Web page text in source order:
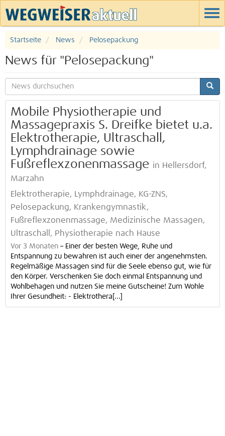
Startseite News Pelosepackung
News für "Pelosepackung"
Mobile Physiotherapie und
Massagepraxis S. Dreifke bietet u.a.
Elektrotherapie, Ultraschall,
Lymphdrainage sowie
Fußreflexzonenmassage in Hellersdorf,
Marzahn
Elektrotherapie, Lymphdrainage, KG-ZNS,
Pelosepackung, Krankengymnastik,
Fußreflexzonenmassage, Medizinische Massagen,
Ultraschall, Physiotherapie nach Hause
Vor 3 Monaten – Einer der besten Wege, Ruhe und
Entspannung zu bewahren ist auch einer der angenehmsten.
Regelmäßige Massagen sind für die Seele ebenso gut, wie für
den Körper. Verschenken Sie doch einmal Entspannung und
Wohlbehagen und nutzen Sie meine Gutscheine! Zum Wohle
Ihrer Gesundheit: - Elektrothera[...]